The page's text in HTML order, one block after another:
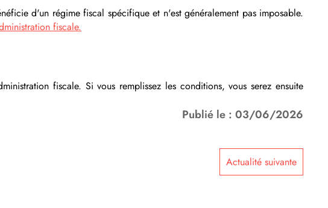
d'un régime fiscal spécifique et n'est généralement pas imposable.
fiscale.
fiscale. Si vous remplissez les conditions, vous serez ensuite
Publié le : 03/06/2026
Actualité suivante